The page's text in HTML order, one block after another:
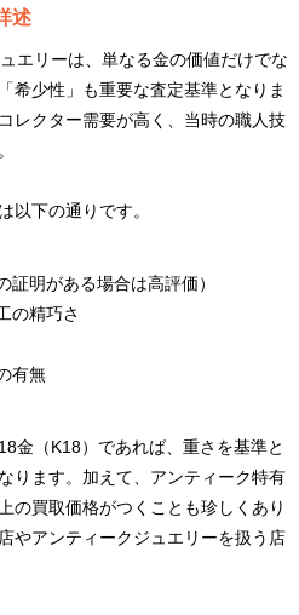
述
エリーは、単なる金の価値だけでな
希少性」も重要な査定基準となりま
レクター需要が高く、当時の職人技
以下の通りです。
明がある場合は高評価）
の精巧さ
有無
金（K18）であれば、重さを基準と
ります。加えて、アンティーク特有
の買取価格がつくことも珍しくあり
やアンティークジュエリーを扱う店